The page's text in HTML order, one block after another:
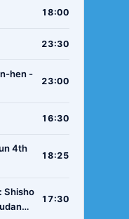
18:00
23:30
hen -
23:00
16:30
4th
18:25
Shisho
17:30